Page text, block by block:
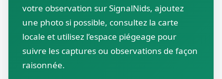
votre observation sur SignalNids, ajoutez
une photo si possible, consultez la carte
locale et utilisez l’espace piégeage pour
suivre les captures ou observations de façon
raisonnée.